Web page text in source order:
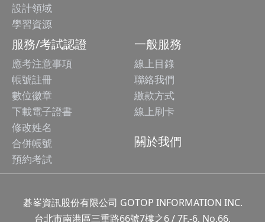
設計領域
學習資源
服務/考試認證
應考注意事項
帳號註冊
數位徽章
下載電子證書
修改姓名
合併帳號
預約考試
一般服務
線上目錄
聯絡我們
繳款方式
線上刷卡
關於我們
碁峯資訊股份有限公司 GOTOP INFORMATION INC.
台北市南港區三重路66號7樓之6 / 7F.-6, No.66,